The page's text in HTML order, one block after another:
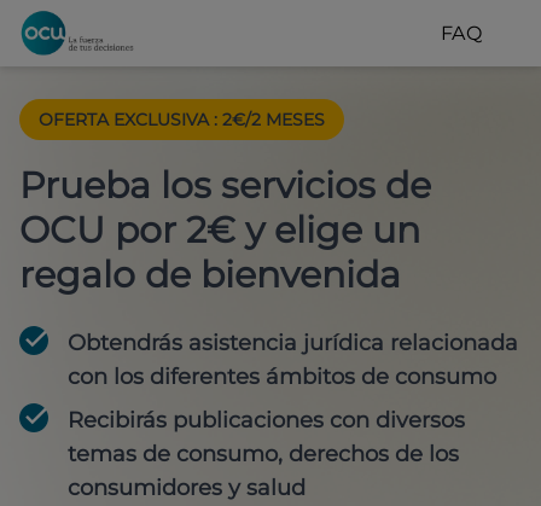
FAQ
OFERTA EXCLUSIVA : 2€/2 MESES
Prueba los servicios de
OCU por 2€ y elige un
regalo de bienvenida
Obtendrás asistencia jurídica relacionada
con los diferentes ámbitos de consumo
Recibirás publicaciones con diversos
temas de consumo, derechos de los
consumidores y salud